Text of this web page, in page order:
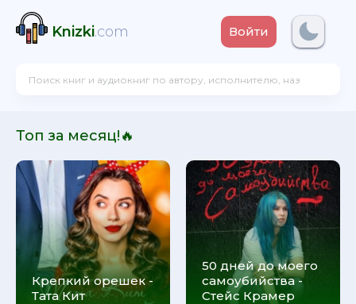
Knizki.com Войти
Топ за месяц!🔥
Крепкий орешек -
Тата Кит
50 дней до моего
самоубийства -
Стейс Крамер